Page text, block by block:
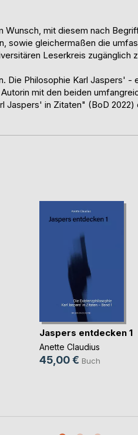
mit diesem nach
sowie gleichermaßen die
Leserkreis zugänglich
Die Philosophie Karl Jaspers' -
mit den beiden
Jaspers' in Zitaten" (BoD 2022)
Jaspers entdecken 1
Anette Claudius
45,00 € Buch